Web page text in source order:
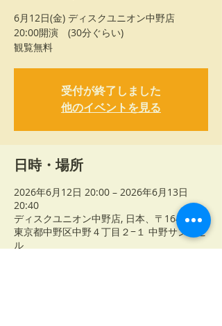
6月12日(金) ディスクユニオン中野店
20:00開演 (30分ぐらい)
観覧無料
受付が終了しました
他のイベントを見る
日時・場所
2026年6月12日 20:00 – 2026年6月13日
20:40
ディスクユニオン中野店, 日本、〒164-0001
東京都中野区中野４丁目２−１ 中野サンキビ
ル